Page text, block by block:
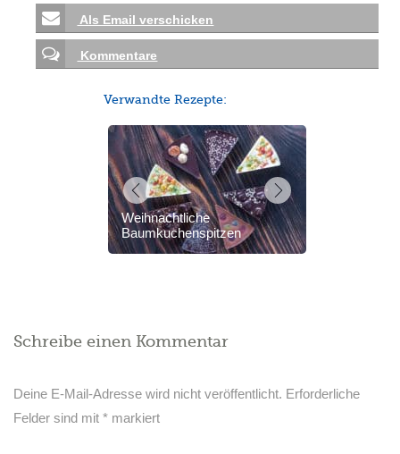
Als Email verschicken
Kommentare
Verwandte Rezepte:
Weihnachtliche
Baumkuchenspitzen
Schreibe einen Kommentar
Deine E-Mail-Adresse wird nicht veröffentlicht. Erforderliche
Felder sind mit* markiert